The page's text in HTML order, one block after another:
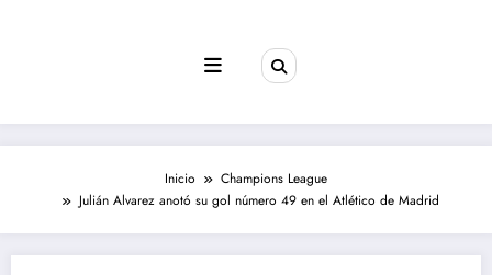
Inicio
Champions League
Julián Alvarez anotó su gol número 49 en el Atlético de Madrid